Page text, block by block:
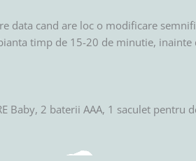
data cand are loc o modificare
timp de 15-20 de minutie, inainte
Baby, 2 baterii AAA, 1 saculet